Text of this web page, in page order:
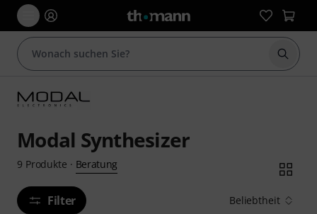
Suche
Modal Synthesizer
9 Produkte · Beratung
Filter Beliebtheit